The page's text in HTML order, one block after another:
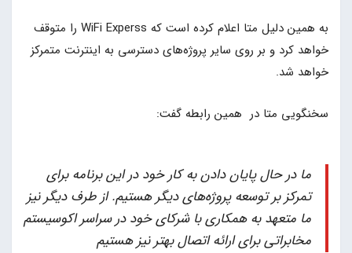
به همین دلیل متا اعلام کرده است که WiFi Experss را متوقف
خواهد کرد و بر روی سایر پروژ‌ه‌های دسترسی به اینترنت متمرکز
خواهد شد.
سخنگویی متا در همین رابطه گفت:
ما در حال پایان دادن به کار خود در این برنامه برای
تمرکز بر توسعه پروژه‌های دیگر هستیم. از طرف دیگر نیز
ما متعهد به همکاری با شرکای خود در سراسر اکوسیستم
مخابراتی برای ارائه اتصال بهتر نیز هستیم